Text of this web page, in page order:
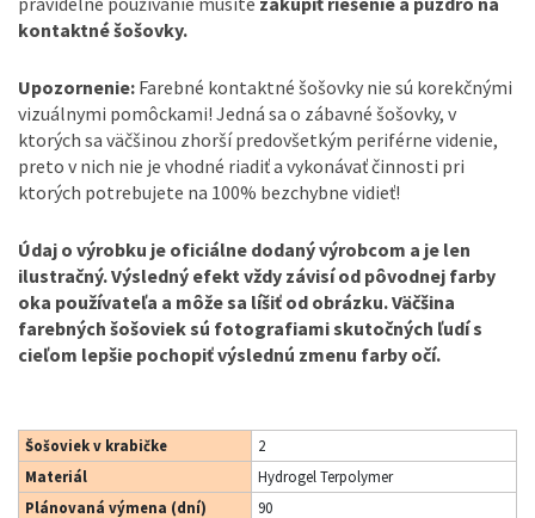
kontaktné šošovky.
Upozornenie: Farebné kontaktné šošovky nie sú korekčnými
vizuálnymi pomôckami! Jedná sa o zábavné šošovky, v
ktorých sa väčšinou zhorší predovšetkým periférne videnie,
preto v nich nie je vhodné riadiť a vykonávať činnosti pri
ktorých potrebujete na 100% bezchybne vidieť!
Údaj o výrobku je oficiálne dodaný výrobcom a je len
ilustračný. Výsledný efekt vždy závisí od pôvodnej farby
oka používateľa a môže sa líšiť od obrázku. Väčšina
farebných šošoviek sú fotografiami skutočných ľudí s
cieľom lepšie pochopiť výslednú zmenu farby očí.
Šošoviek v krabičke
2
Materiál
Hydrogel Terpolymer
Plánovaná výmena (dní)
90